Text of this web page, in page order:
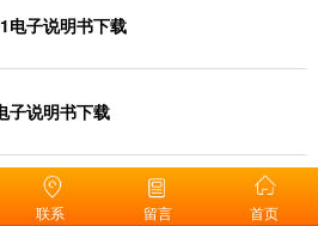
电子说明书下载
子说明书下载
头电子说明书下载
联系 留言 首页